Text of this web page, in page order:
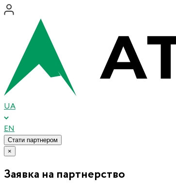
UA
EN
Стати партнером
×
Заявка на партнерство